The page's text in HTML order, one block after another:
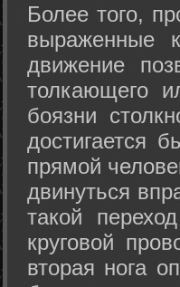
Более того,
выраженные
движение
толкающего
боязни
достигается
прямой
двинуться
такой
круговой
вторая нога